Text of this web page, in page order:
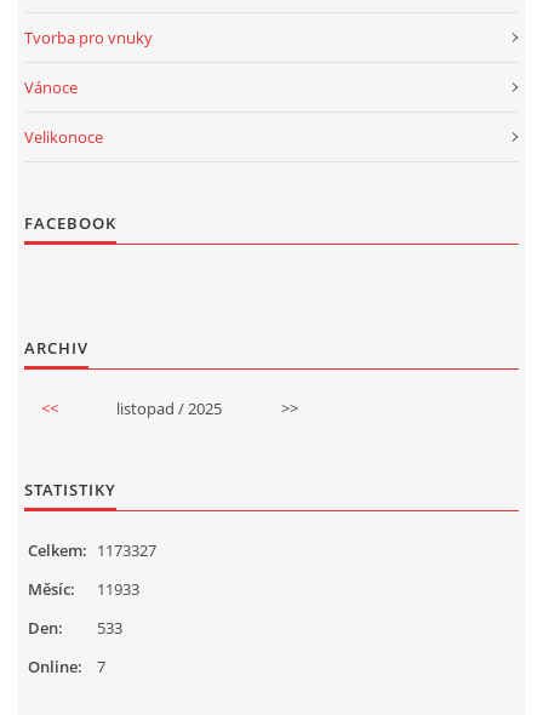
Tvorba pro vnuky
Vánoce
Velikonoce
FACEBOOK
ARCHIV
<< listopad / 2025 >>
STATISTIKY
Online: 7
Celkem: 1173327
Měsíc:
11933
Den:
533